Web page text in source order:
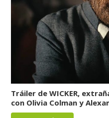
Tráiler de WICKER,
con Olivia Colman y